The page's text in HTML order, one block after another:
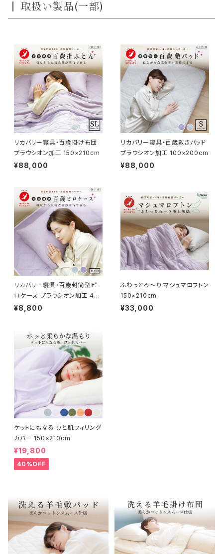
取扱い製品(一部)
リカバリー寝具・百歳掛け布団
プラウシオン加工 150×210cm
¥88,000
リカバリー寝具・百歳敷きパッド
プラウシオン加工 100×200cm
¥88,000
リカバリー寝具・百歳封筒型ピ
ロケース プラウシオン加工 45×
90cm
¥8,800
ふわっとろ～り マシュマロフトン
150×210cm
¥33,000
ケットにもなる ひと肌フィリング
カバー 150×210cm
¥19,800
40%OFF